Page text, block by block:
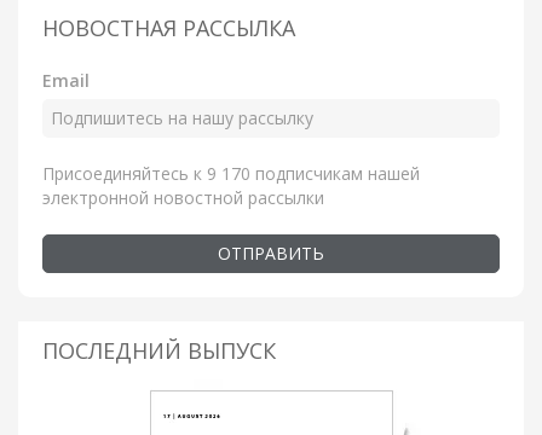
НОВОСТНАЯ РАССЫЛКА
Email
Присоединяйтесь к 9 170 подписчикам нашей
электронной новостной рассылки
ОТПРАВИТЬ
ПОСЛЕДНИЙ ВЫПУСК